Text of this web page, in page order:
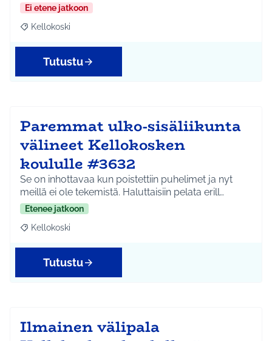
Ei etene jatkoon
Rajaa tulokset teeman mukaan: Kellokoski
Kellokoski
Tutustu
Paremmat ulko-sisäliikunta
välineet Kellokosken
koululle #3632
Se on inhottavaa kun poistettiin puhelimet ja nyt
meillä ei ole tekemistä. Haluttaisiin pelata erill…
Etenee jatkoon
Rajaa tulokset teeman mukaan: Kellokoski
Kellokoski
Tutustu
Ilmainen välipala